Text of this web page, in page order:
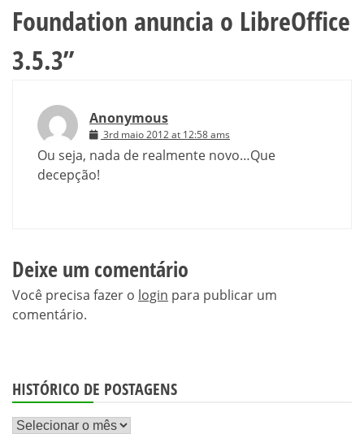
Foundation anuncia o LibreOffice
3.5.3”
Anonymous
3rd maio 2012 at 12:58 ams
Ou seja, nada de realmente novo…Que
decepção!
Deixe um comentário
Você precisa fazer o login para publicar um
comentário.
HISTÓRICO DE POSTAGENS
Histórico